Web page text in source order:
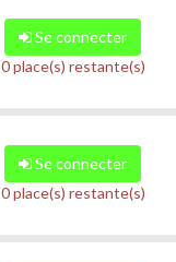
Se connecter
0 place(s) restante(s)
Se connecter
0 place(s) restante(s)